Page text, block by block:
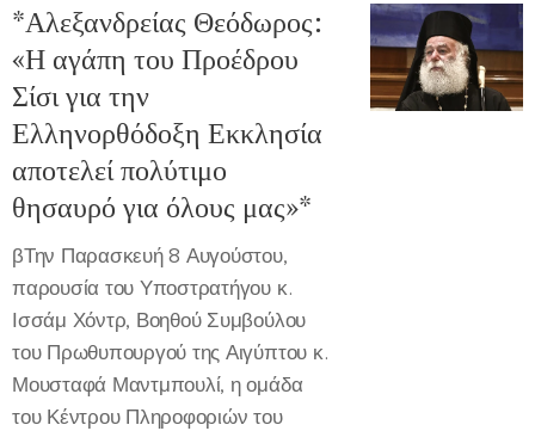
*Αλεξανδρείας Θεόδωρος:
«Η αγάπη του Προέδρου
Σίσι για την
Ελληνορθόδοξη Εκκλησία
αποτελεί πολύτιμο
θησαυρό για όλους μας»*
βΤην Παρασκευή 8 Αυγούστου,
παρουσία του Υποστρατήγου κ.
Ισσάμ Χόντρ, Βοηθού Συμβούλου
του Πρωθυπουργού της Αιγύπτου κ.
Μουσταφά Μαντμπουλί, η ομάδα
του Κέντρου Πληροφοριών του